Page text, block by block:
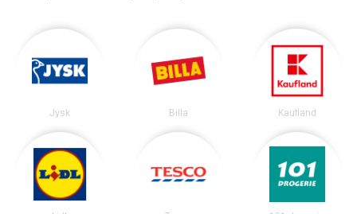
Jysk Billa Kaufland